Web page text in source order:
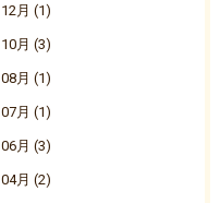
12月 (1)
10月 (3)
08月 (1)
07月 (1)
06月 (3)
04月 (2)